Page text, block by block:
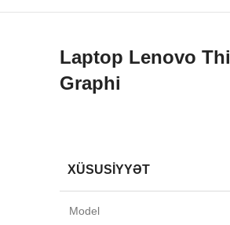
Laptop Lenovo
Graphi
XÜSUSIYYƏT
Model